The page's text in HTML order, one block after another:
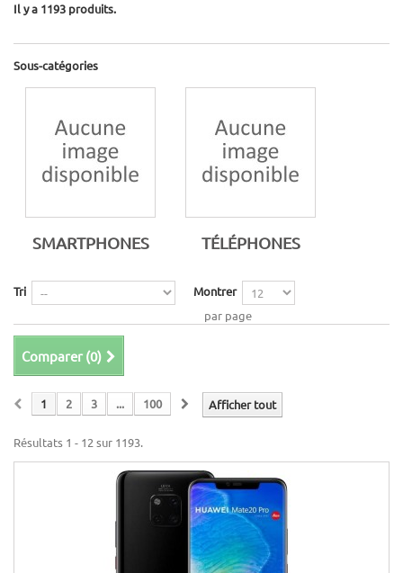
Il y a 1193 produits.
Sous-catégories
SMARTPHONES TÉLÉPHONES
Tri
Montrer
par page
Comparer (0)
Afficher tout
1 2 3 ... 100
Résultats 1 - 12 sur 1193.